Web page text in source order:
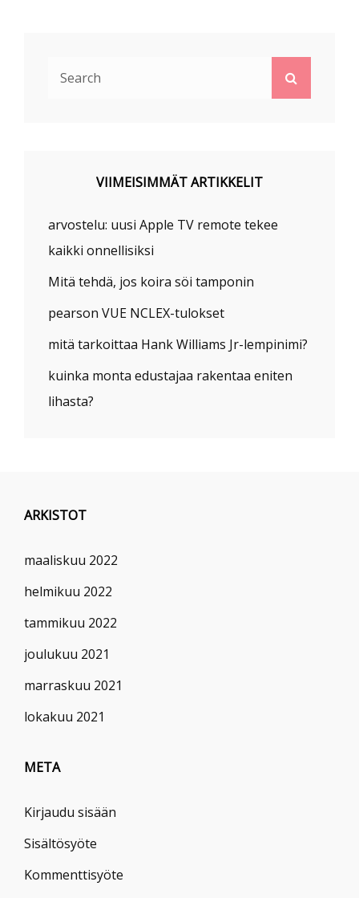
VIIMEISIMMÄT ARTIKKELIT
arvostelu: uusi Apple TV remote tekee
kaikki onnellisiksi
Mitä tehdä, jos koira söi tamponin
pearson VUE NCLEX-tulokset
mitä tarkoittaa Hank Williams Jr-lempinimi?
kuinka monta edustajaa rakentaa eniten
lihasta?
ARKISTOT
maaliskuu 2022
helmikuu 2022
tammikuu 2022
joulukuu 2021
marraskuu 2021
lokakuu 2021
META
Kirjaudu sisään
Sisältösyöte
Kommenttisyöte